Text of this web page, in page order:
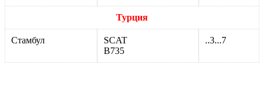
Турция
Стамбул
SCAT
В735
..3...7